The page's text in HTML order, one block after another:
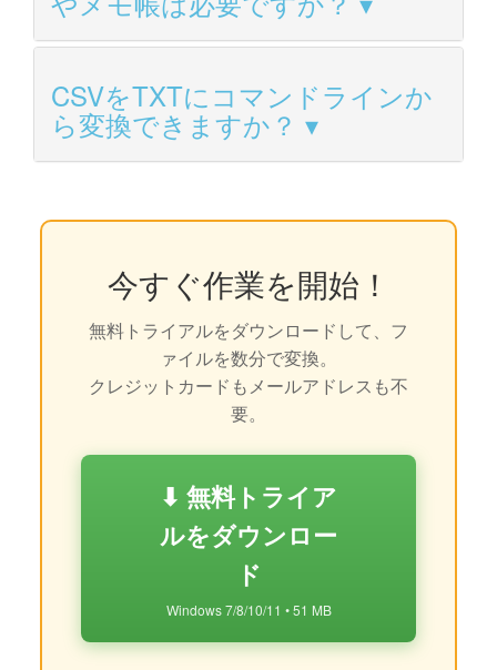
CSVをTXTにコマンドラインか
ら変換できますか？
今すぐ作業を開始！
無料トライアルをダウンロードして、フ
ァイルを数分で変換。
クレジットカードもメールアドレスも不
要。
⬇ 無料トライア
ルをダウンロー
ド
Windows 7/8/10/11 • 51 MB